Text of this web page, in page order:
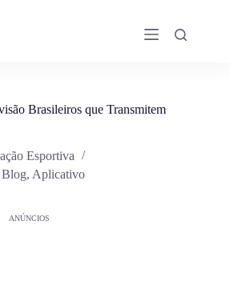
Brasileiros que Transmitem
Esportiva
Blog, Aplicativo
ANÚNCIOS